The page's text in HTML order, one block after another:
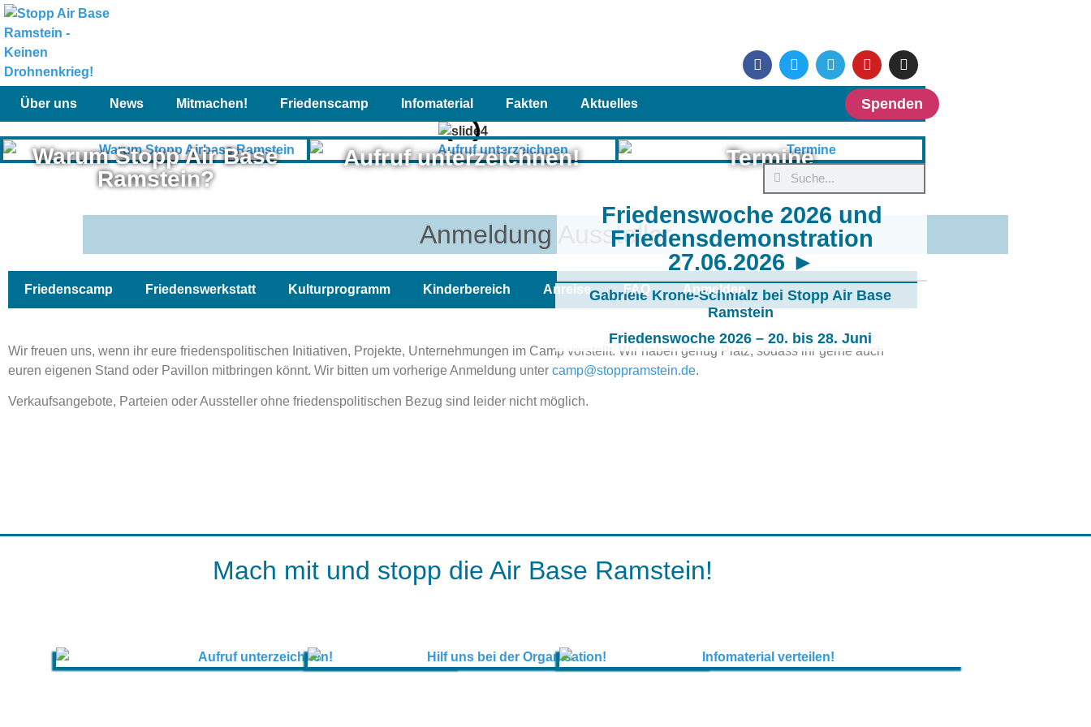
Spenden
Über uns News Mitmachen! Friedenscamp Infomaterial Fakten Aktuelles
Friedenswoche 2026 und
Friedensdemonstration
27.06.2026 ►
Gabriele Krone-Schmalz bei Stopp Air Base
Ramstein
Friedenswoche 2026 – 20. bis 28. Juni
Warum Stopp Air Base
Ramstein?
Aufruf unterzeichnen! Termine
Anmeldung Aussteller
Friedenscamp Friedenswerkstatt Kulturprogramm Kinderbereich Anreise FAQ Anmelden
Wir freuen uns, wenn ihr eure friedenspolitischen Initiativen, Projekte, Unternehmungen im Camp vorstellt. Wir haben genug Platz, sodass ihr gerne auch
euren eigenen Stand oder Pavillon mitbringen könnt. Wir bitten um vorherige Anmeldung unter camp@stoppramstein.de.
Verkaufsangebote, Parteien oder Aussteller ohne friedenspolitischen Bezug sind leider nicht möglich.
Mach mit und stopp die Air Base Ramstein!